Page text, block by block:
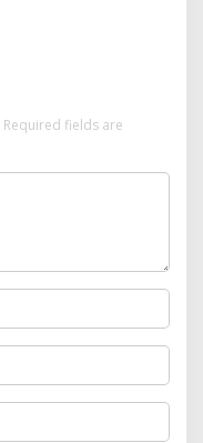
Required fields are